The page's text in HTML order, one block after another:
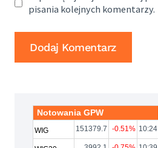
pisania kolejnych komentarzy.
Notowania GPW
WIG 151379.7 -0.51% 10:24